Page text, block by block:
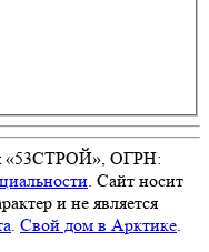
«53СТРОЙ», ОГРН:
. Сайт носит
и не является
. Свой дом в Арктике.